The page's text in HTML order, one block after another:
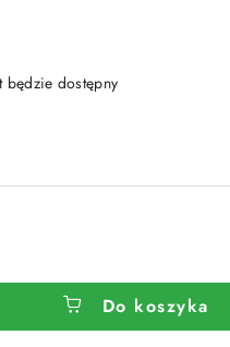
będzie dostępny
Do koszyka